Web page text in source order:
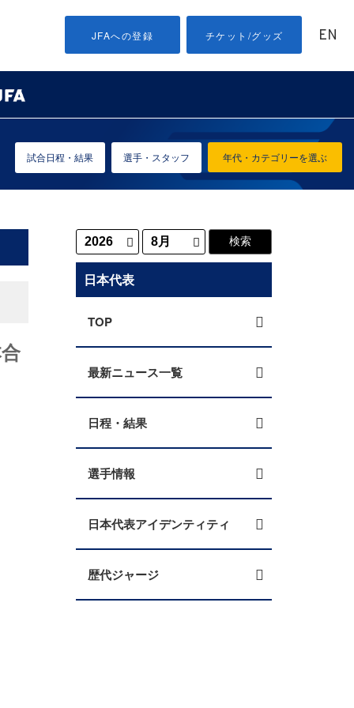
JFAへの登録 チケット/グッズ EN
年代・カテゴリーを選ぶ
試合日程・結果 選手・スタッフ
日本代表
TOP
最新ニュース一覧
日程・結果
選手情報
日本代表アイデンティティ
歴代ジャージ